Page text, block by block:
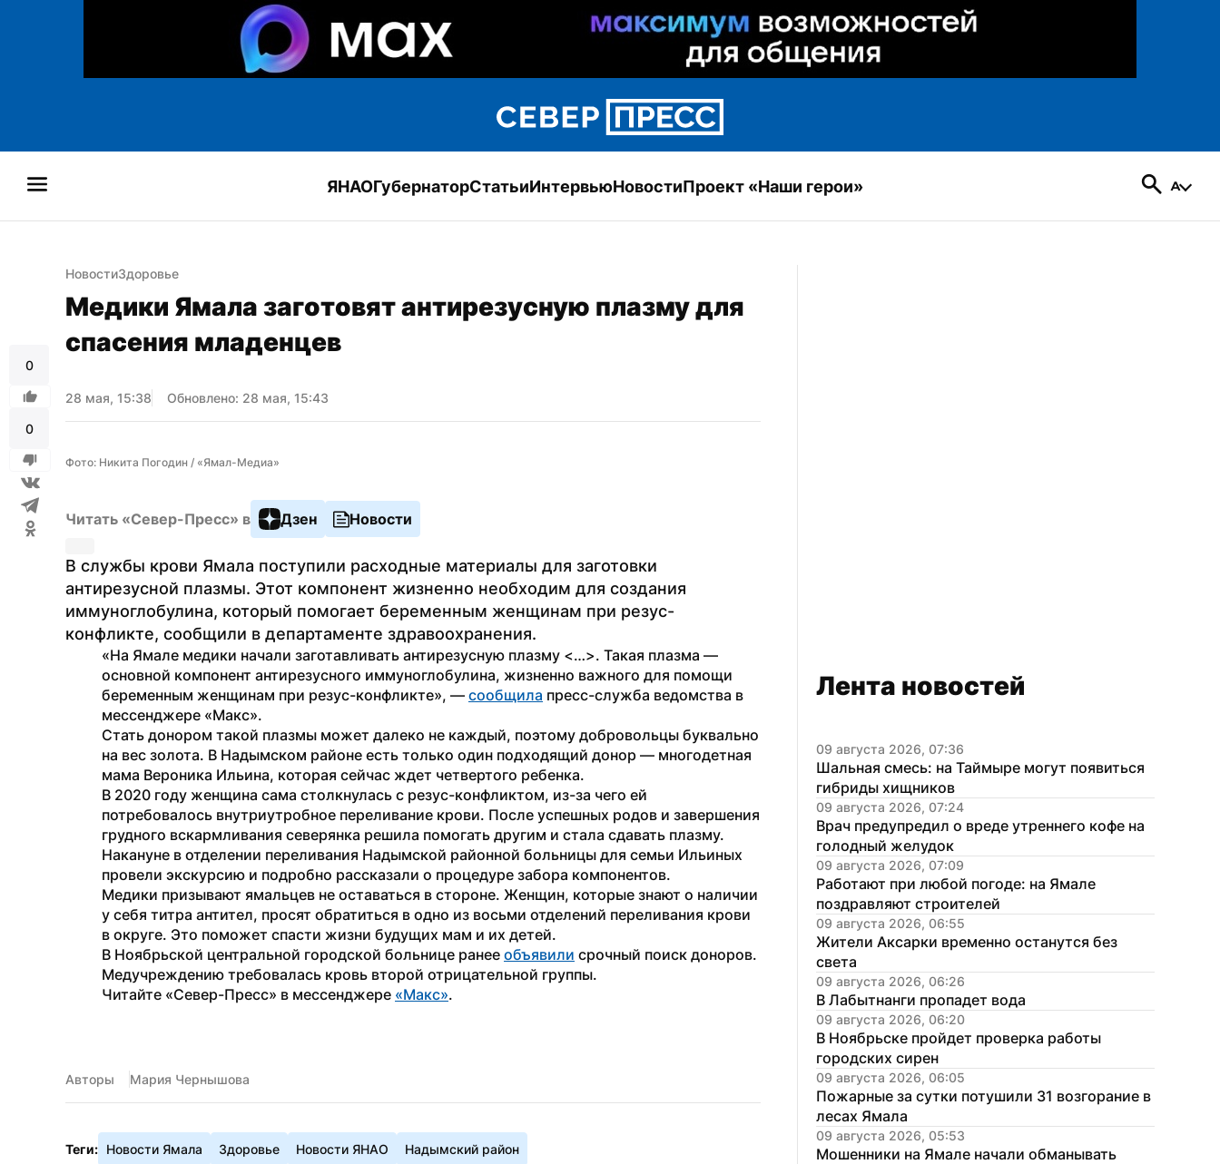
ЯНАОГубернаторСтатьиИнтервьюНовостиПроект «Наши герои»
0
0
НовостиЗдоровье
Медики Ямала заготовят антирезусную плазму для
спасения младенцев
28 мая, 15:38 Обновлено: 28 мая, 15:43
Фото: Никита Погодин / «Ямал-Медиа»
Читать «Север-Пресс» в Дзен Новости
В службы крови Ямала поступили расходные материалы для заготовки
антирезусной плазмы. Этот компонент жизненно необходим для создания
иммуноглобулина, который помогает беременным женщинам при резус-
конфликте, сообщили в департаменте здравоохранения.
«На Ямале медики начали заготавливать антирезусную плазму <…>. Такая плазма —
основной компонент антирезусного иммуноглобулина, жизненно важного для помощи
беременным женщинам при резус-конфликте», — сообщила пресс-служба ведомства в
мессенджере «Макс».
Стать донором такой плазмы может далеко не каждый, поэтому добровольцы буквально
на вес золота. В Надымском районе есть только один подходящий донор — многодетная
мама Вероника Ильина, которая сейчас ждет четвертого ребенка.
В 2020 году женщина сама столкнулась с резус-конфликтом, из-за чего ей
потребовалось внутриутробное переливание крови. После успешных родов и завершения
грудного вскармливания северянка решила помогать другим и стала сдавать плазму.
Накануне в отделении переливания Надымской районной больницы для семьи Ильиных
провели экскурсию и подробно рассказали о процедуре забора компонентов.
Медики призывают ямальцев не оставаться в стороне. Женщин, которые знают о наличии
у себя титра антител, просят обратиться в одно из восьми отделений переливания крови
в округе. Это поможет спасти жизни будущих мам и их детей.
В Ноябрьской центральной городской больнице ранее объявили срочный поиск доноров.
Медучреждению требовалась кровь второй отрицательной группы.
Читайте «Север-Пресс» в мессенджере «Макс».
Авторы Мария Чернышова
Теги: Новости Ямала Здоровье Новости ЯНАО Надымский район
Лента новостей
09 августа 2026, 07:36
Шальная смесь: на Таймыре могут появиться
гибриды хищников
09 августа 2026, 07:24
Врач предупредил о вреде утреннего кофе на
голодный желудок
09 августа 2026, 07:09
Работают при любой погоде: на Ямале
поздравляют строителей
09 августа 2026, 06:55
Жители Аксарки временно останутся без
света
09 августа 2026, 06:26
В Лабытнанги пропадет вода
09 августа 2026, 06:20
В Ноябрьске пройдет проверка работы
городских сирен
09 августа 2026, 06:05
Пожарные за сутки потушили 31 возгорание в
лесах Ямала
09 августа 2026, 05:53
Мошенники на Ямале начали обманывать